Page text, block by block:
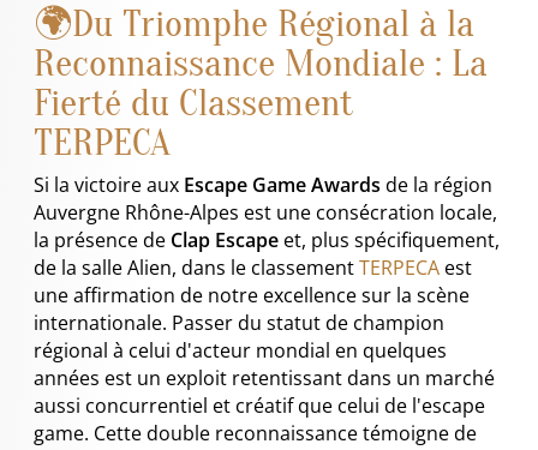
🌍Du Triomphe Régional à la
Reconnaissance Mondiale : La
Fierté du Classement
TERPECA
Si la victoire aux Escape Game Awards de la région
Auvergne Rhône-Alpes est une consécration locale,
la présence de Clap Escape et, plus spécifiquement,
de la salle Alien, dans le classementTERPECA est
une affirmation de notre excellence sur la scène
internationale. Passer du statut de champion
régional à celui d'acteur mondial en quelques
années est un exploit retentissant dans un marché
aussi concurrentiel et créatif que celui de l'escape
game. Cette double reconnaissance témoigne de